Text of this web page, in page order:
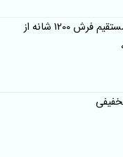
خرید مستقیم فرش 1200 شانه از